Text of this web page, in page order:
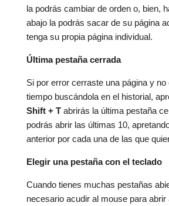
la podrás cambiar de orden o, bien,
abajo la podrás sacar de su página
tenga su propia página individual.
Última pestaña cerrada
Si por error cerraste una página y no
tiempo buscándola en el historial,
Shift + Tabrirás la última pestaña
podrás abrir las últimas 10,
anterior por cada una de las que
Elegir una pestaña con el teclado
Cuando tienes muchas pestañas
necesario acudir al mouse para abrir